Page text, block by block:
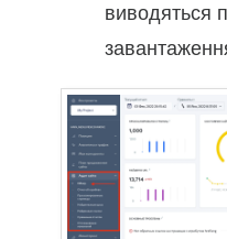
виводяться